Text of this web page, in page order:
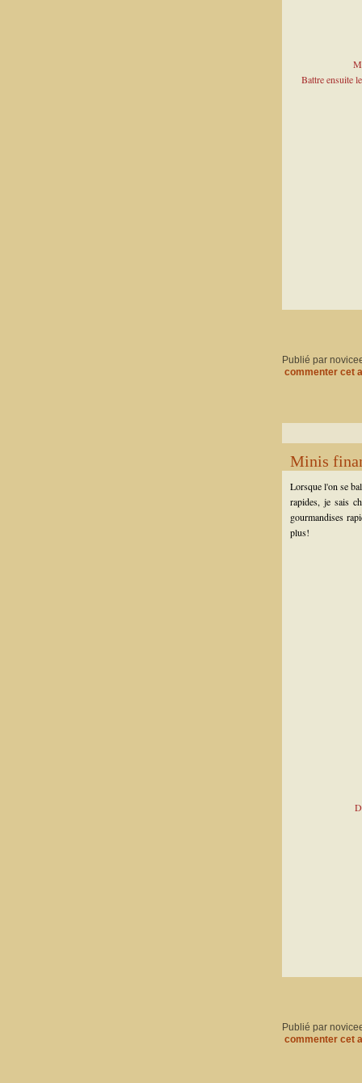
Battre ensuite
Publié par
commenter cet
Minis
Lorsque l'on se
rapides, je sais
gourmandises
plus!
Publié par
commenter cet